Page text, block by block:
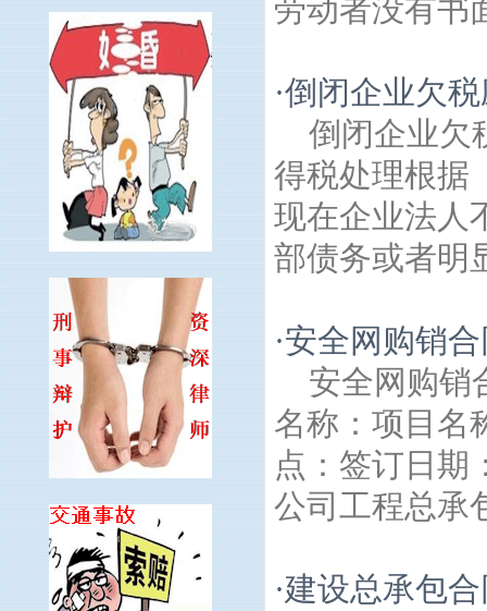
劳动者没有书
·倒闭企业欠
倒闭企业欠
得税处理根据
现在企业法人
部债务或者明
·安全网购销
安全网购销
名称：项目名
点：签订日期
公司工程总承
·建设总承包